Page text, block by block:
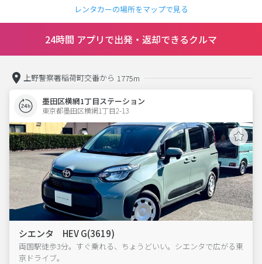
レンタカーの場所をマップで見る
24時間 アプリで出発・返却できるクルマ
上野警察署稲荷町交番から 1775m
墨田区横網1丁目ステーション
東京都墨田区横網1丁目2-13
シエンタ HEV G(3619)
両国駅徒歩3分。すぐ乗れる、ちょうどいい。シエンタで広がる東
京ドライブ。